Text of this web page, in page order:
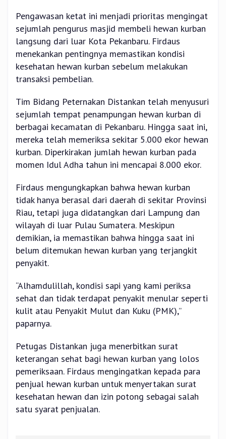
Pengawasan ketat ini menjadi prioritas mengingat
sejumlah pengurus masjid membeli hewan kurban
langsung dari luar Kota Pekanbaru. Firdaus
menekankan pentingnya memastikan kondisi
kesehatan hewan kurban sebelum melakukan
transaksi pembelian.
Tim Bidang Peternakan Distankan telah menyusuri
sejumlah tempat penampungan hewan kurban di
berbagai kecamatan di Pekanbaru. Hingga saat ini,
mereka telah memeriksa sekitar 5.000 ekor hewan
kurban. Diperkirakan jumlah hewan kurban pada
momen Idul Adha tahun ini mencapai 8.000 ekor.
Firdaus mengungkapkan bahwa hewan kurban
tidak hanya berasal dari daerah di sekitar Provinsi
Riau, tetapi juga didatangkan dari Lampung dan
wilayah di luar Pulau Sumatera. Meskipun
demikian, ia memastikan bahwa hingga saat ini
belum ditemukan hewan kurban yang terjangkit
penyakit.
“Alhamdulillah, kondisi sapi yang kami periksa
sehat dan tidak terdapat penyakit menular seperti
kulit atau Penyakit Mulut dan Kuku (PMK),”
paparnya.
Petugas Distankan juga menerbitkan surat
keterangan sehat bagi hewan kurban yang lolos
pemeriksaan. Firdaus mengingatkan kepada para
penjual hewan kurban untuk menyertakan surat
kesehatan hewan dan izin potong sebagai salah
satu syarat penjualan.